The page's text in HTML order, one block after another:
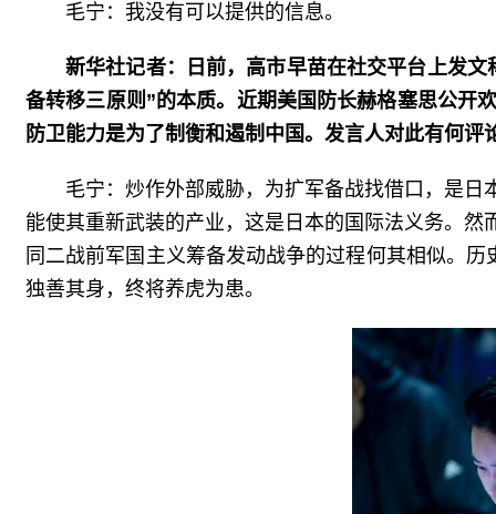
毛宁：我没有可以提供的信息。
新华社记者：日前，高市早苗在社交平台上发
备转移三原则”的本质。近期美国防长赫格塞思公开
防卫能力是为了制衡和遏制中国。发言人对此有何评
毛宁：炒作外部威胁，为扩军备战找借口，是
能使其重新武装的产业，这是日本的国际法义务。
同二战前军国主义筹备发动战争的过程何其相似。
独善其身，终将养虎为患。